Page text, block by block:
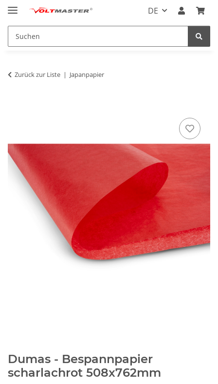
DE
Zurück zur Liste Japanpapier
Dumas - Bespannpapier
scharlachrot 508x762mm